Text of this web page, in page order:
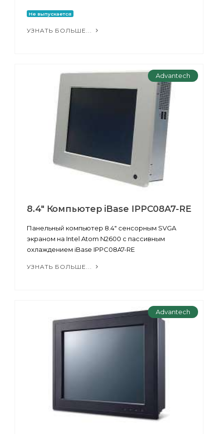
Не выпускается
УЗНАТЬ БОЛЬШЕ...
Advantech
8.4" Компьютер iBase IPPC08A7-RE
Панельный компьютер 8.4" сенсорным SVGA
экраном на Intel Atom N2600 с пассивным
охлаждением iBase IPPC08A7-RE
УЗНАТЬ БОЛЬШЕ...
Advantech